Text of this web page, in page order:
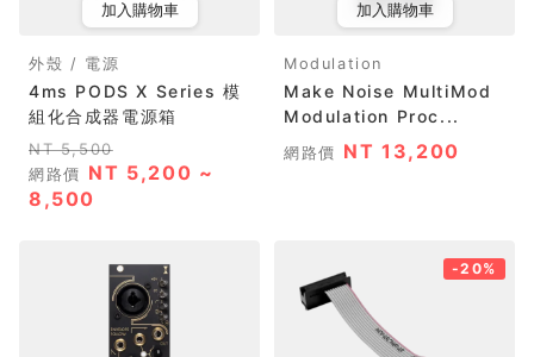
加入購物車
外殼 / 電源
4ms PODS X Series 模
組化合成器電源箱
NT 5,500
網路價 NT 5,200 ~
8,500
加入購物車
Modulation
Make Noise MultiMod
Modulation Proc...
網路價 NT 13,200
-20%